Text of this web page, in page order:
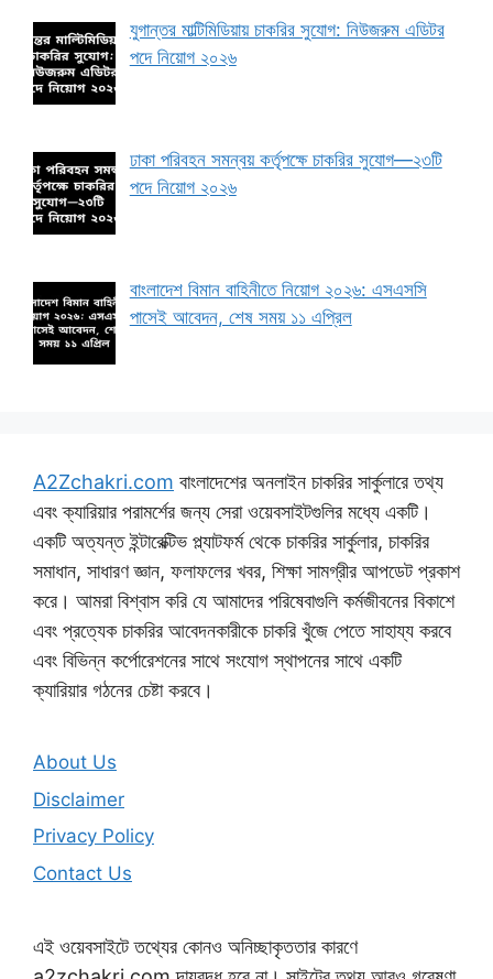
যুগান্তর মাল্টিমিডিয়ায় চাকরির সুযোগ: নিউজরুম এডিটর
পদে নিয়োগ ২০২৬
ঢাকা পরিবহন সমন্বয় কর্তৃপক্ষে চাকরির সুযোগ—২৩টি
পদে নিয়োগ ২০২৬
বাংলাদেশ বিমান বাহিনীতে নিয়োগ ২০২৬: এসএসসি
পাসেই আবেদন, শেষ সময় ১১ এপ্রিল
A2Zchakri.com বাংলাদেশের অনলাইন চাকরির সার্কুলারে তথ্য
এবং ক্যারিয়ার পরামর্শের জন্য সেরা ওয়েবসাইটগুলির মধ্যে একটি।
একটি অত্যন্ত ইন্টারেক্টিভ প্ল্যাটফর্ম থেকে চাকরির সার্কুলার, চাকরির
সমাধান, সাধারণ জ্ঞান, ফলাফলের খবর, শিক্ষা সামগ্রীর আপডেট প্রকাশ
করে। আমরা বিশ্বাস করি যে আমাদের পরিষেবাগুলি কর্মজীবনের বিকাশে
এবং প্রত্যেক চাকরির আবেদনকারীকে চাকরি খুঁজে পেতে সাহায্য করবে
এবং বিভিন্ন কর্পোরেশনের সাথে সংযোগ স্থাপনের সাথে একটি
ক্যারিয়ার গঠনের চেষ্টা করবে।
About Us
Disclaimer
Privacy Policy
Contact Us
এই ওয়েবসাইটে তথ্যের কোনও অনিচ্ছাকৃততার কারণে